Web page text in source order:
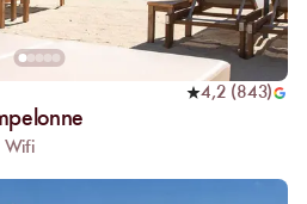
4,2 (843)
Wifi